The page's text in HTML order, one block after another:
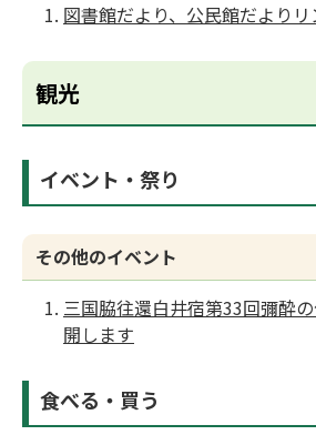
図書館だより、公民館だよりリ
観光
イベント・祭り
その他のイベント
三国脇往還白井宿第33回彌酔
開します
食べる・買う